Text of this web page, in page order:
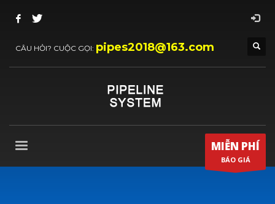
CÂU HỎI? CUỘC GỌI: pipes2018@163.com
MIỄN PHÍ
BÁO GIÁ